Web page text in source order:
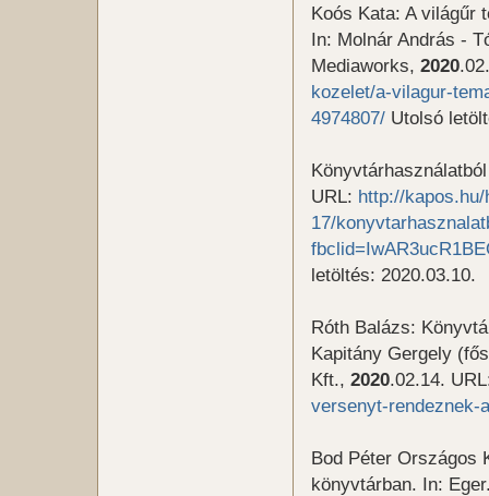
Koós Kata: A világűr
In: Molnár András -
Mediaworks, 2020
kozelet/a-vilagur-
4974807/ Utolsó
URL: http://
17/
letöltés: 2020.03.10.
Róth Balázs:
Kapitány Gergely
Kft.,2020.02.14.
versenyt-rendeznek-
Bod Péter Országos
könyvtárban. In: